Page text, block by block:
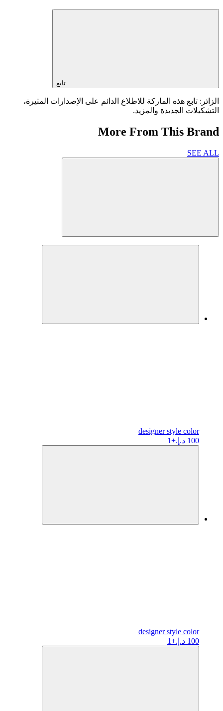
تابع
الزائر: تابع هذه الماركة للاطلاع الدائم على الإصدارات المثيرة،
التشكيلات الجديدة والمزيد.
More From This Brand
SEE ALL
designerstyle color
100 د.إ.
+1
designerstyle color
100 د.إ.
+1